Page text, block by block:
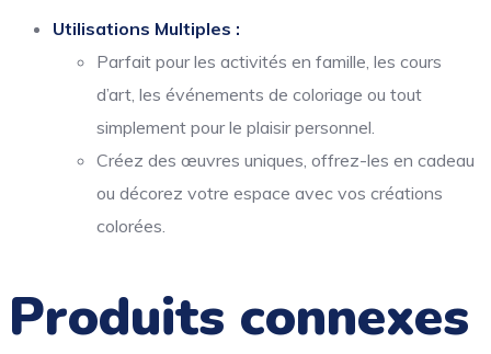
Utilisations Multiples :
Parfait pour les activités en famille, les cours
d’art, les événements de coloriage ou tout
simplement pour le plaisir personnel.
Créez des œuvres uniques, offrez-les en cadeau
ou décorez votre espace avec vos créations
colorées.
Produits connexes